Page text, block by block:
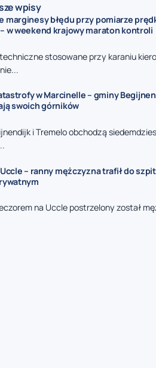
wpisy
marginesy błędu przy pomiarze
w weekend krajowy maraton kontroli
stosowane przy karaniu
w Marcinelle – gminy
swoich górników
i Tremelo obchodzą
– ranny mężczyzna trafił do
na Uccle postrzelony został